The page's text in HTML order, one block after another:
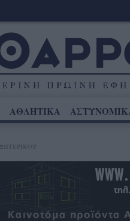
ΑΘΛΗΤΙΚΑ